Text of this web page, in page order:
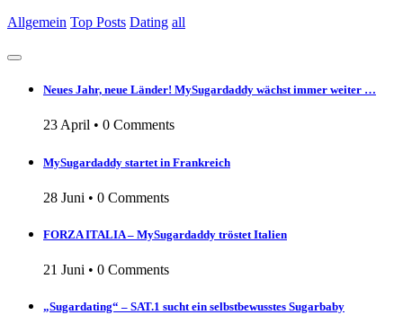
Allgemein Top Posts Dating all
Neues Jahr, neue Länder! MySugardaddy wächst immer weiter …
23 April • 0 Comments
MySugardaddy startet in Frankreich
28 Juni • 0 Comments
FORZA ITALIA – MySugardaddy tröstet Italien
21 Juni • 0 Comments
„Sugardating“ – SAT.1 sucht ein selbstbewusstes Sugarbaby